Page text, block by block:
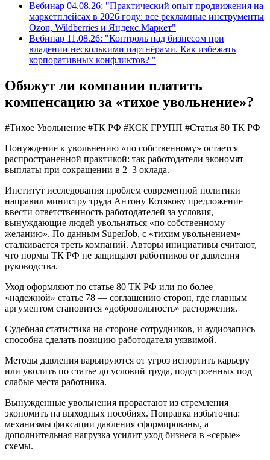
Вебинар 04.08.26: "Практический опыт продвижения на
маркетплейсах в 2026 году: все рекламные инструменты
Ozon, Wildberries и Яндекс.Маркет"
Вебинар 11.08.26: "Контроль над бизнесом при
владении несколькими партнёрами. Как избежать
корпоративных конфликтов? "
Обяжут ли компании платить
компенсацию за «тихое увольнение»?
#Тихое Увольнение #ТК РФ #КСК ГРУПП #Статья 80 ТК РФ
Понуждение к увольнению «по собственному» остается
распространенной практикой: так работодатели экономят
выплаты при сокращении в 2–3 оклада.
Институт исследования проблем современной политики
направил министру труда Антону Котякову предложение
ввести ответственность работодателей за условия,
вынуждающие людей увольняться «по собственному
желанию». По данным SuperJob, с «тихим увольнением»
сталкивается треть компаний. Авторы инициативы считают,
что нормы ТК РФ не защищают работников от давления
руководства.
Уход оформляют по статье 80 ТК РФ или по более
«надежной» статье 78 — соглашению сторон, где главным
аргументом становится «добровольность» расторжения.
Судебная статистика на стороне сотрудников, и аудиозапись
способна сделать позицию работодателя уязвимой.
Методы давления варьируются от угроз испортить карьеру
или уволить по статье до условий труда, подстроенных под
слабые места работника.
Вынужденные увольнения прорастают из стремления
экономить на выходных пособиях. Поправка избыточна:
механизмы фиксации давления сформированы, а
дополнительная нагрузка усилит уход бизнеса в «серые»
схемы.